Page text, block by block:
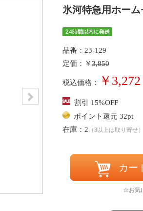
氷河特急用ホーム
品番：23-129
定価：￥3,850
税込価格： ￥3,272
割引 15%OFF
ポイント還元 32pt
在庫：2 （3以上は取り寄せ）
カー
☆お気